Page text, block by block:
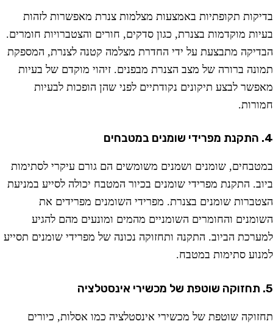
תקופתיות באמצעות מצלמות צנרת מאפשרות לזהות
מוקדמות בצנרת, כגון סדקים, חורים והצטברויות חומרים.
מתבצעת על ידי החדרת מצלמה קטנה לצנרת, המספקת
ברורה של מצב הצנרת מבפנים. זיהוי מוקדם של בעיות
לבצע תיקונים נקודתיים לפני שהן הופכות לבעיות
במטבחים
שומנים ושמנים משומשים הם גורם עיקרי לסתימות
התקנת מפרידי שומנים בכיור המטבח יכולה לסייע במניעת
שומנים בצנרת. מפרידי השומנים מפרידים את
והחומרים השומניים מהמים ומונעים מהם להגיע
הביוב. התקנה ותחזוקה נכונה של מפרידי שומנים תסייע
סתימות במטבח.
שוטפת של מכשירי אינסטלציה כמו אסלות, כיורים